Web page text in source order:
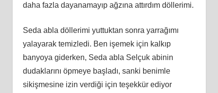
daha fazla dayanamayıp ağzına attırdım döllerimi.
Seda abla döllerimi yuttuktan sonra yarrağımı
yalayarak temizledi. Ben işemek için kalkıp
banyoya giderken, Seda abla Selçuk abinin
dudaklarını öpmeye başladı, sanki benimle
sikişmesine izin verdiği için teşekkür ediyor